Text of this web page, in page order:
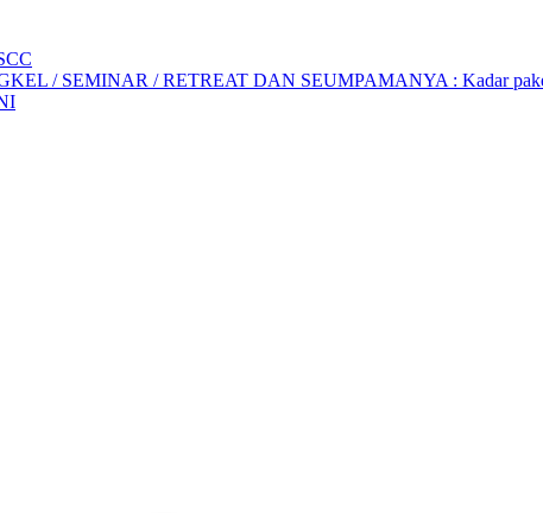
/ SEMINAR / RETREAT DAN SEUMPAMANYA : Kadar pakej